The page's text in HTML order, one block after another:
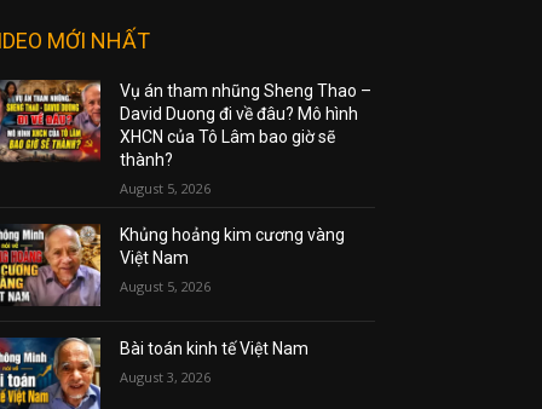
MỚI NHẤT
Vụ án tham nhũng Sheng Thao –
David Duong đi về đâu? Mô hình
XHCN của Tô Lâm bao giờ sẽ
thành?
August 5, 2026
Khủng hoảng kim cương vàng
Việt Nam
August 5, 2026
Bài toán kinh tế Việt Nam
August 3, 2026